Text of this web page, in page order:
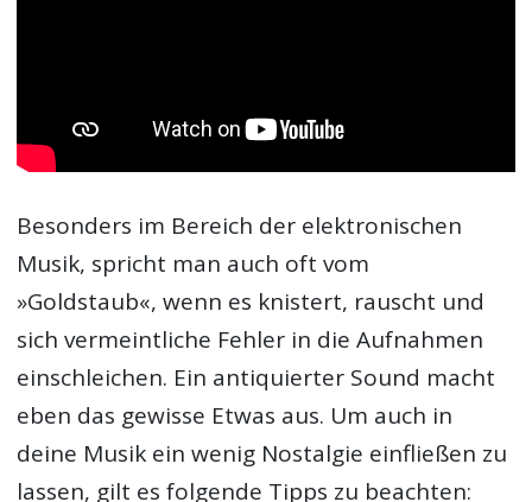
Besonders im Bereich der elektronischen
Musik, spricht man auch oft vom
»Goldstaub«, wenn es knistert, rauscht und
sich vermeintliche Fehler in die Aufnahmen
einschleichen. Ein antiquierter Sound macht
eben das gewisse Etwas aus. Um auch in
deine Musik ein wenig Nostalgie einfließen zu
lassen, gilt es folgende Tipps zu beachten: